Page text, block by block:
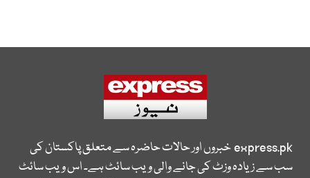
express.pkخبروں اور حالات حاضرہ سے متعلق پاکستان کی
سب سے زیادہ وزٹ کی جانے والی ویب سائٹ ہے۔ اس ویب سائٹ